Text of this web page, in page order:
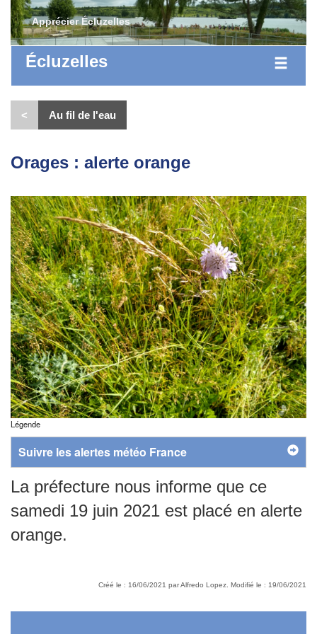
Apprécier Écluzelles
Écluzelles
< Au fil de l'eau
Orages : alerte orange
Légende
Suivre les alertes météo France
La préfecture nous informe que ce
samedi 19 juin 2021 est placé en alerte
orange.
Créé le : 16/06/2021 par Alfredo Lopez. Modifié le : 19/06/2021